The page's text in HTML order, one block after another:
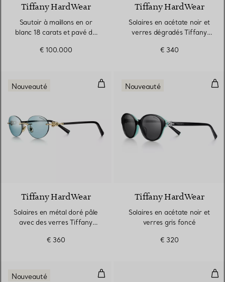
Tiffany HardWear
Sautoir à maillons en or
blanc 18 carats et pavé de
€ 100.000
Tiffany HardWear
Solaires en acétate noir et
verres dégradés Tiffany
€ 340
Solaires en métal doré pâle
Nouveauté
Tiffany HardWear
Solaires en métal doré pâle
avec des verres Tiffany
€ 360
Nouveauté
Tiffany HardWear
Solaires en acétate noir et
verres gris foncé
€ 320
Solaires en acétate noir et
Nouveauté